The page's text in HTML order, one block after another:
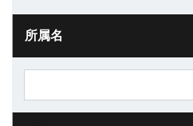
所属名